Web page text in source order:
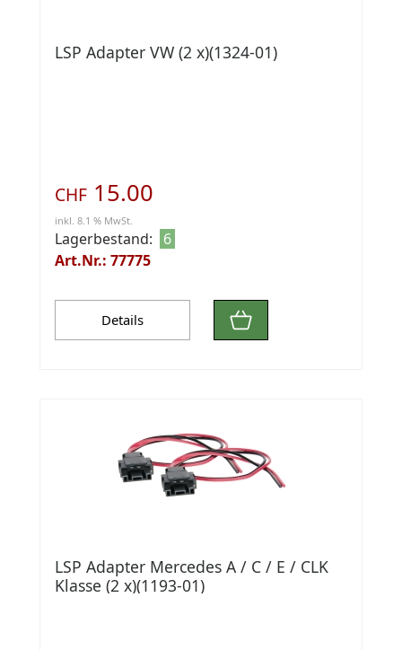
LSP Adapter VW (2 x)(1324-01)
CHF 15.00
inkl. 8.1 % MwSt.
Lagerbestand:
6
Art.Nr.: 77775
Details
LSP Adapter Mercedes A / C / E / CLK
Klasse (2 x)(1193-01)